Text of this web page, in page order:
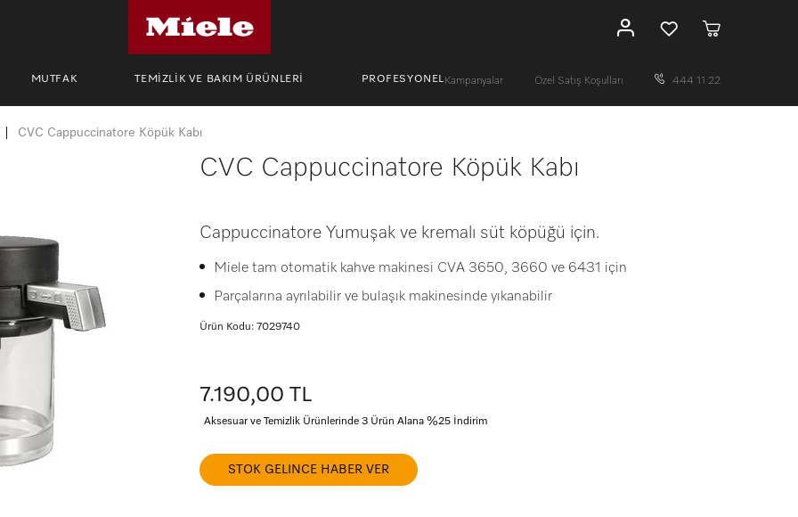
MUTFAK TEMİZLİK VE BAKIM ÜRÜNLERİ PROFESYONEL Kampanyalar Özel Satış Koşulları 444 11 22
CVC Cappuccinatore Köpük Kabı
CVC Cappuccinatore Köpük Kabı
Cappuccinatore Yumuşak ve kremalı süt köpüğü için.
Miele tam otomatik kahve makinesi CVA 3650, 3660 ve 6431 için
Parçalarına ayrılabilir ve bulaşık makinesinde yıkanabilir
Ürün Kodu: 7029740
7.190,00 TL
Aksesuar ve Temizlik Ürünlerinde 3 Ürün Alana %25 İndirim
STOK GELINCE HABER VER